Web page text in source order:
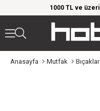
1000 TL ve
Anasayfa Mutfak Bıçaklar